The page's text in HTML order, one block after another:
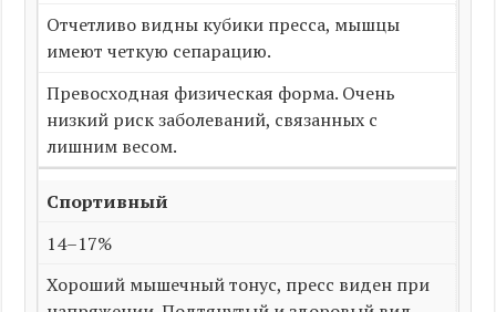
Отчетливо видны кубики пресса, мышцы
имеют четкую сепарацию.
Превосходная физическая форма. Очень
низкий риск заболеваний, связанных с
лишним весом.
Спортивный
14–17%
Хороший мышечный тонус, пресс виден при